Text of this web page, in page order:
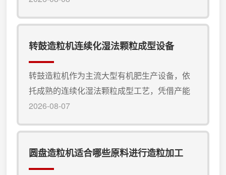
续为后端粉碎、搅拌、造粒等工序输送原料，
有效规避生产线断料、停机空转的情况，稳定
整条生产线的作业节奏，大幅提升整体生产产
能。作为专业的有机肥加工设备，铲车料仓搭
载强制拨料机构，针对性解决有机肥高...
转鼓造粒机连续化湿法颗粒成型设备
转鼓造粒机作为主流大型有机肥生产设备，依
托成熟的连续化湿法颗粒成型工艺，凭借产能
大、成球稳定、适配性广的核心优势，成为大
机核心采用连续化湿法颗粒成型工艺，工作原
理科学 ，适配工业化流水线生产。设备主体为
2026-08-07
圆盘造粒机适合哪些原料进行造粒加工